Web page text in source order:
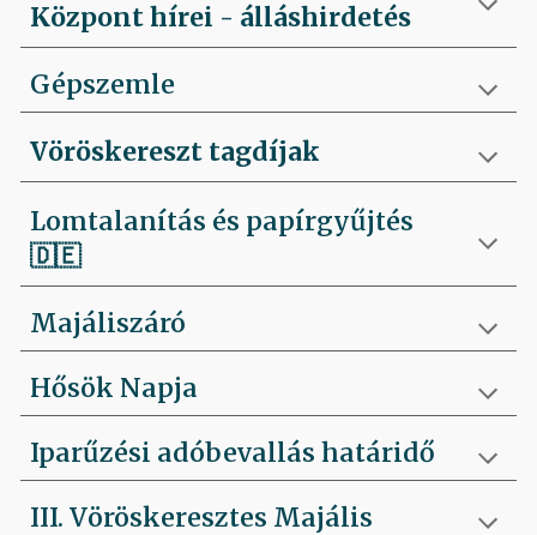
Központ hírei - álláshirdetés
Gépszemle
Vöröskereszt tagdíjak
Lomtalanítás és papírgyűjtés
🇩🇪
Majáliszáró
Hősök Napja
Iparűzési adóbevallás határidő
III. Vöröskeresztes Majális